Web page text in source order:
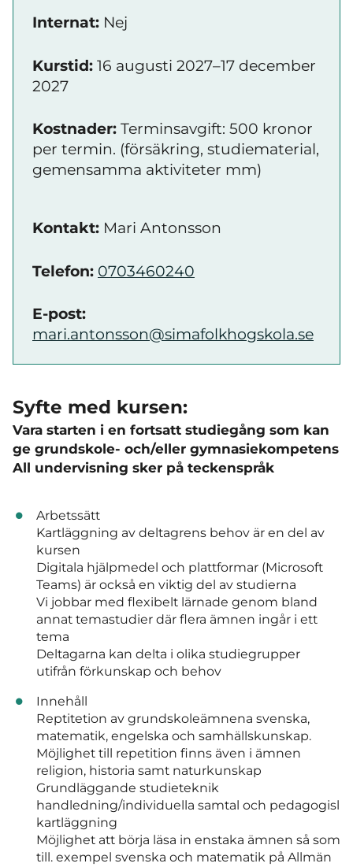
Internat: Nej
Kurstid: 16 augusti 2027–17 december
2027
Kostnader: Terminsavgift: 500 kronor
per termin. (försäkring, studiematerial,
gemensamma aktiviteter mm)
Kontakt: Mari Antonsson
Telefon: 0703460240
E-post:
mari.antonsson@simafolkhogskola.se
Syfte med kursen:
Vara starten i en fortsatt studiegång som kan
ge grundskole- och/eller gymnasiekompetens
All undervisning sker på teckenspråk
Arbetssätt
Kartläggning av deltagrens behov är en del av
kursen
Digitala hjälpmedel och plattformar (Microsoft
Teams) är också en viktig del av studierna
Vi jobbar med flexibelt lärnade genom bland
annat temastudier där flera ämnen ingår i ett
tema
Deltagarna kan delta i olika studiegrupper
utifrån förkunskap och behov
Innehåll
Reptitetion av grundskoleämnena svenska,
matematik, engelska och samhällskunskap.
Möjlighet till repetition finns även i ämnen
religion, historia samt naturkunskap
Grundläggande studieteknik
handledning/individuella samtal och pedagogisl
kartläggning
Möjlighet att börja läsa in enstaka ämnen så som
till. exempel svenska och matematik på Allmän